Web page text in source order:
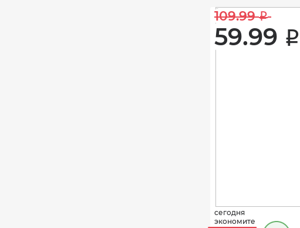
109.99 i
59.99 i
сегодня
экономите